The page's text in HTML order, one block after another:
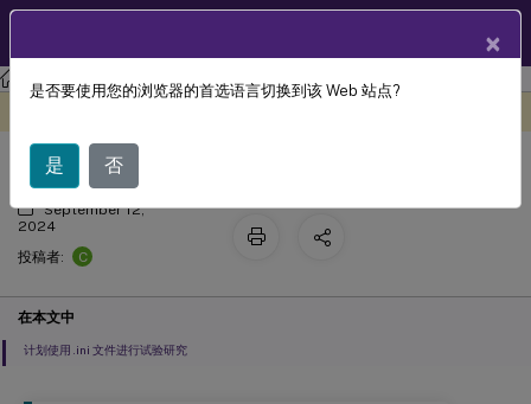
Profile Management Profile Management 2311
规划部署
September 12,
2024
投稿者:
C
在本文中
计划使用 .ini 文件进行试验研究
×
是否要使用您的浏览器的首选语言切换到该 Web 站点?
是 否